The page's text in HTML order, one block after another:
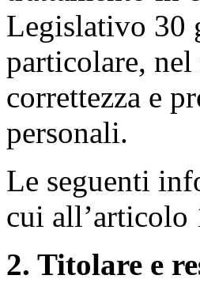
Legislativo 30
particolare,
correttezza e
personali.
Le seguenti
cui all’articolo
2. Titolare e